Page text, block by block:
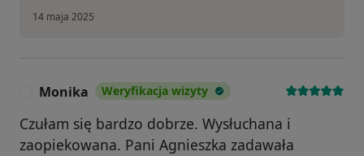
14 maja 2025
Monika Weryfikacja wizyty
Czułam się bardzo dobrze. Wysłuchana i
zaopiekowana. Pani Agnieszka zadawała